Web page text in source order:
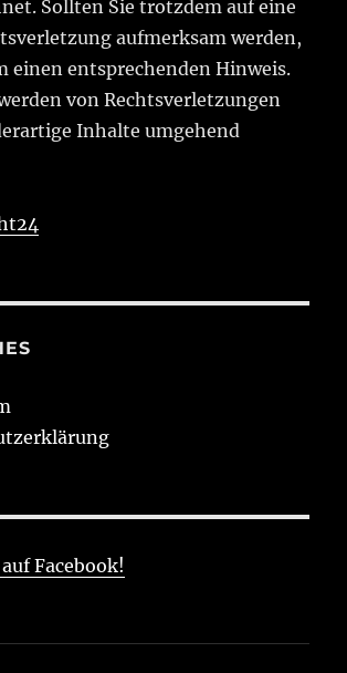
Sollten Sie trotzdem auf eine
aufmerksam werden,
einen entsprechenden Hinweis.
von Rechtsverletzungen
Inhalte umgehend
Facebook!